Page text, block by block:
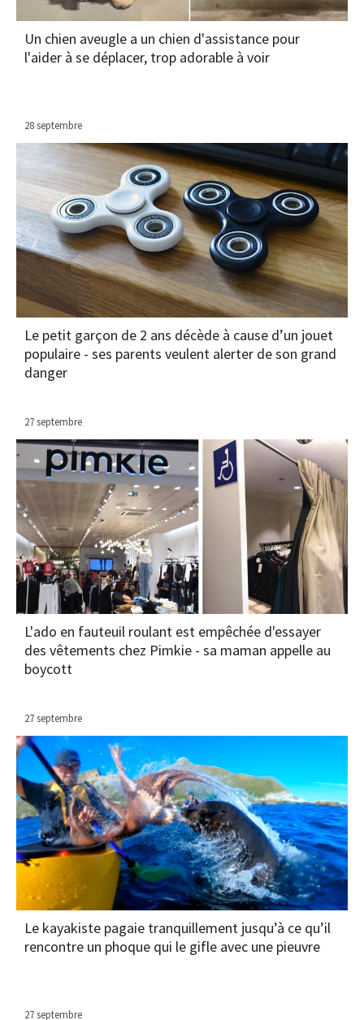
Un chien aveugle a un chien d'assistance pour
l'aider à se déplacer, trop adorable à voir
28 septembre
Le petit garçon de 2 ans décède à cause d’un jouet
populaire - ses parents veulent alerter de son grand
danger
27 septembre
L'ado en fauteuil roulant est empêchée d'essayer
des vêtements chez Pimkie - sa maman appelle au
boycott
27 septembre
Le kayakiste pagaie tranquillement jusqu’à ce qu’il
rencontre un phoque qui le gifle avec une pieuvre
27 septembre